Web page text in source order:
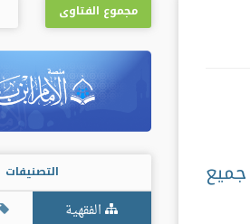
مجموع الفتاوى
التصنيفات
الفقهية